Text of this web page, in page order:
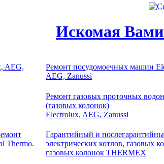
Искомая Вами
AEG,
Ремонт посудомоечных машин
AEG, Zanussi
Ремонт газовых проточных
(газовых колонок)
Electrolux, AEG, Zanussi
Thermo.
Гарантийный и
электрических котлов, газовых
газовых колонок THERMEX